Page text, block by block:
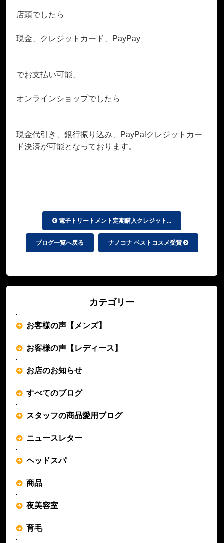
店頭でしたら
現金、クレジットカード、PayPay
でお支払い可能、
オンラインショップでしたら
現金代引き、銀行振り込み、PayPalクレジットカー
ド決済が可能となっております。
電子トリートメント定期購入クレジット...
ブログ一覧へ戻る ナノコナ ベストコスメ受賞
カテゴリー
お客様の声【メンズ】
お客様の声【レディース】
お店のお知らせ
すべてのブログ
スタッフの商品愛用ブログ
ニュースレター
ヘッドスパ
商品
夜美容室
育毛